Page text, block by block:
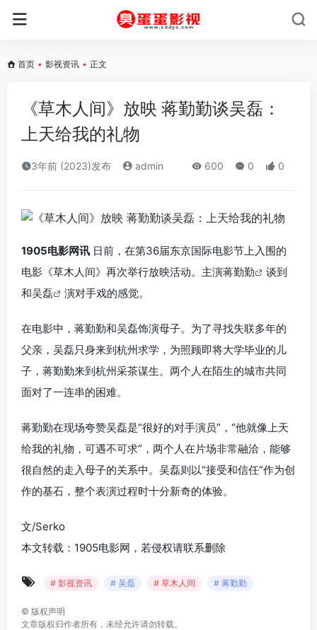
首页 • 影视资讯 • 正文
《草木人间》放映 蒋勤勤谈吴磊：
上天给我的礼物
3年前 (2023)发布 admin 600 0 0
1905电影网讯 日前，在第36届东京国际电影节上入围的
电影《草木人间》再次举行放映活动。主演蒋勤勤
谈到
和吴磊 演对手戏的感觉。
在电影中，蒋勤勤和吴磊饰演母子。为了寻找失联多年的
父亲，吴磊只身来到杭州求学，为照顾即将大学毕业的儿
子，蒋勤勤来到杭州采茶谋生。 两个人在陌生的城市共同
面对了一连串的困难。
蒋勤勤在现场夸赞吴磊是“很好的对手演员”，“他就像上天
给我的礼物，可遇不可求”，两个人在片场非常融洽，能够
很自然的走入母子的关系中。吴磊则以“接受和信任”作为创
作的基石，整个表演过程时十分新奇的体验。
文/Serko
本文转载：1905电影网，若侵权请联系删除
# 影视资讯 # 吴磊 # 草木人间 # 蒋勤勤
© 版权声明
文章版权归作者所有，未经允许请勿转载。